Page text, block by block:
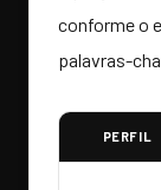
conforme o
palavras-
PERFIL